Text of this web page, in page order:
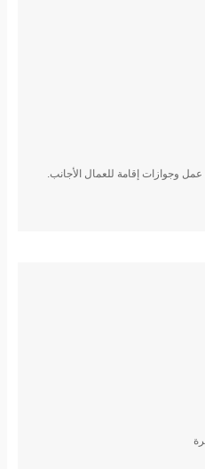
وجوازات إقامة للعمال الأجانب.